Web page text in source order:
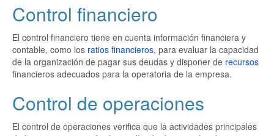
Control financiero
El control financiero tiene en cuenta información financiera y
contable, como los ratios financieros, para evaluar la capacidad
de la organización de pagar sus deudas y disponer de recursos
financieros adecuados para la operatoria de la empresa.
Control de operaciones
El control de operaciones verifica que la actividades principales